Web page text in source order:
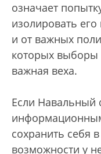
означает
изолировать
и от важных
которых
важная веха.
Если Навальный
сохранить себя
возможности у